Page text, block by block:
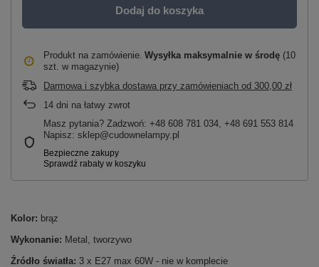
Dodaj do koszyka
Produkt na zamówienie Wysyłka maksymalnie w środę (10
szt. w magazynie)
Darmowa i szybka dostawa przy zamówieniach od 300,00 zł
14 dni na łatwy zwrot
Masz pytania? Zadzwoń: +48 608 781 034, +48 691 553 814
Napisz: sklep@cudownelampy.pl
Kolor: brąz
Wykonanie: Metal, tworzywo
Źródło światła: 3 x E27 max 60W - nie w komplecie